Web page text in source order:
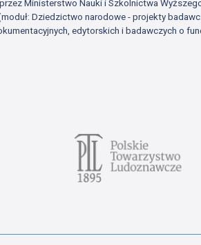
Ministerstwo Nauki i Szkolnictwa
Dziedzictwo narodowe - projekty
edytorskich i badawczych o